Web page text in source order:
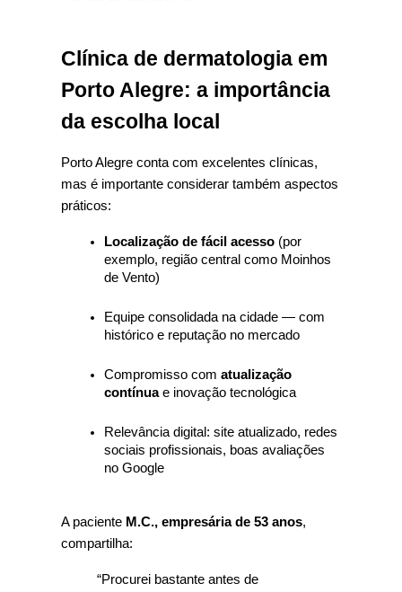
Clínica de dermatologia em
Porto Alegre: a importância
da escolha local
Porto Alegre conta com excelentes clínicas,
mas é importante considerar também aspectos
práticos:
Localização de fácil acesso (por
exemplo, região central como Moinhos
de Vento)
Equipe consolidada na cidade — com
histórico e reputação no mercado
Compromisso com atualização
contínua e inovação tecnológica
Relevância digital: site atualizado, redes
sociais profissionais, boas avaliações
no Google
A paciente M.C., empresária de 53 anos,
compartilha:
“Procurei bastante antes de